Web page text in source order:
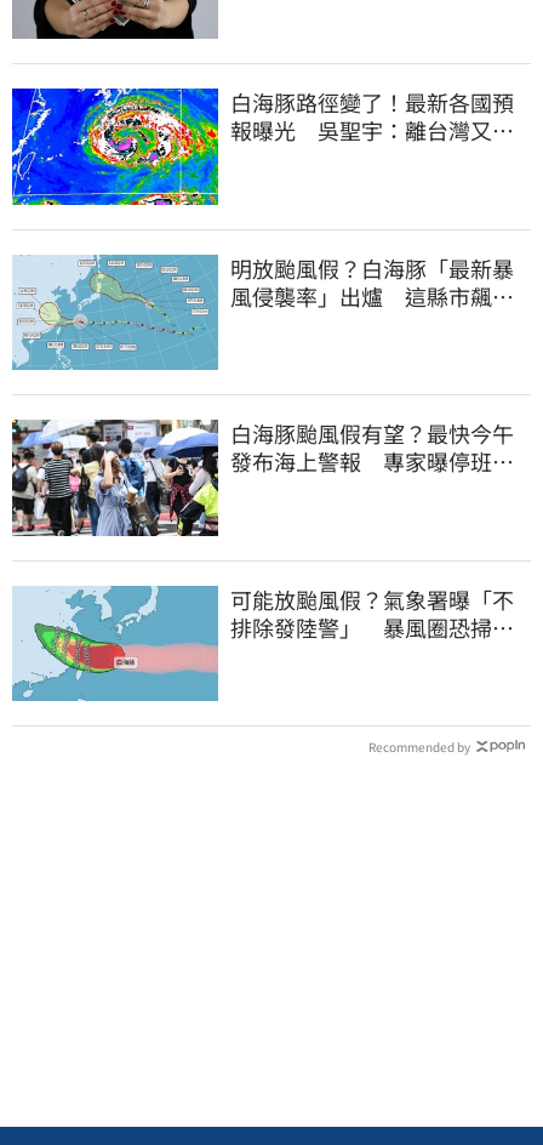
白海豚路徑變了！最新各國預
報曝光 吳聖宇：離台灣又更
明放颱風假？白海豚「最新暴
風侵襲率」出爐 這縣市飆
白海豚颱風假有望？最快今午
發布海上警報 專家曝停班停
可能放颱風假？氣象署曝「不
排除發陸警」 暴風圈恐掃過2
Recommended by